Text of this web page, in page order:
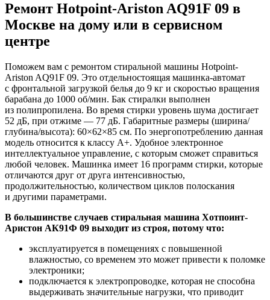
Ремонт Hotpoint-Ariston AQ91F 09 в
Москве на дому или в сервисном
центре
Поможем вам с ремонтом стиральной машины Hotpoint-
Ariston AQ91F 09. Это отдельностоящая машинка-автомат
с фронтальной загрузкой белья до 9 кг и скоростью вращения
барабана до 1000 об/мин. Бак стиралки выполнен
из полипропилена. Во время стирки уровень шума достигает
52 дБ, при отжиме — 77 дБ. Габаритные размеры (ширина/
глубина/высота): 60×62×85 см. По энергопотреблению данная
модель относится к классу A+. Удобное электронное
интеллектуальное управление, с которым сможет справиться
любой человек. Машинка имеет 16 программ стирки, которые
отличаются друг от друга интенсивностью,
продолжительностью, количеством циклов полоскания
и другими параметрами.
В большинстве случаев стиральная машина Хотпоинт-
Аристон АК91Ф 09 выходит из строя, потому что:
эксплуатируется в помещениях с повышенной
влажностью, со временем это может привести к поломке
электроники;
подключается к электропроводке, которая не способна
выдерживать значительные нагрузки, что приводит